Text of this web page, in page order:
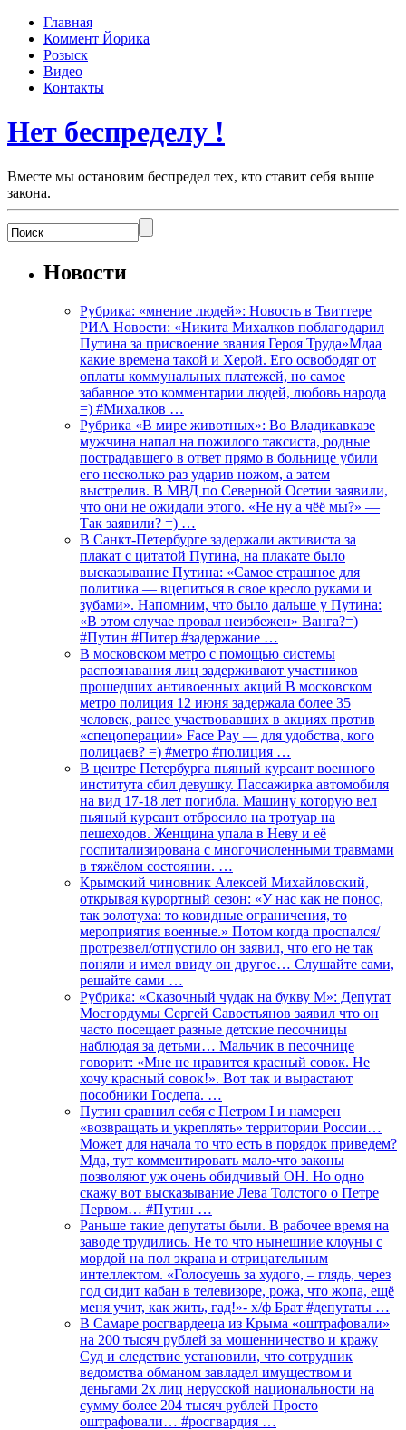
Главная
Коммент Йорика
Розыск
Видео
Контакты
Нет беспределу !
Вместе мы остановим беспредел тех, кто ставит себя выше
закона.
Новости
Рубрика: «мнение людей»: Новость в Твиттере
РИА Новости: «Никита Михалков поблагодарил
Путина за присвоение звания Героя Труда»Мдаа
какие времена такой и Херой. Его освободят от
оплаты коммунальных платежей, но самое
забавное это комментарии людей, любовь народа
=) #Михалков …
Рубрика «В мире животных»: Во Владикавказе
мужчина напал на пожилого таксиста, родные
пострадавшего в ответ прямо в больнице убили
его несколько раз ударив ножом, а затем
выстрелив. В МВД по Северной Осетии заявили,
что они не ожидали этого. «Не ну а чёё мы?» —
Так заявили? =) …
В Санкт-Петербурге задержали активиста за
плакат с цитатой Путина, на плакате было
высказывание Путина: «Самое страшное для
политика — вцепиться в свое кресло руками и
зубами». Напомним, что было дальше у Путина:
«В этом случае провал неизбежен» Ванга?=)
#Путин #Питер #задержание …
В московском метро с помощью системы
распознавания лиц задерживают участников
прошедших антивоенных акций В московском
метро полиция 12 июня задержала более 35
человек, ранее участвовавших в акциях против
«спецоперации» Face Pay — для удобства, кого
полицаев? =) #метро #полиция …
В центре Петербурга пьяный курсант военного
института сбил девушку. Пассажирка автомобиля
на вид 17-18 лет погибла. Машину которую вел
пьяный курсант отбросило на тротуар на
пешеходов. Женщина упала в Неву и её
госпитализирована с многочисленными травмами
в тяжёлом состоянии. …
Крымский чиновник Алексей Михайловский,
открывая курортный сезон: «У нас как не понос,
так золотуха: то ковидные ограничения, то
мероприятия военные.» Потом когда проспался/
протрезвел/отпустило он заявил, что его не так
поняли и имел ввиду он другое… Слушайте сами,
решайте сами …
Рубрика: «Сказочный чудак на букву М»: Депутат
Мосгордумы Сергей Савостьянов заявил что он
часто посещает разные детские песочницы
наблюдая за детьми… Мальчик в песочнице
говорит: «Мне не нравится красный совок. Не
хочу красный совок!». Вот так и вырастают
пособники Госдепа. …
Путин сравнил себя с Петром I и намерен
«возвращать и укреплять» территории России…
Может для начала то что есть в порядок приведем?
Мда, тут комментировать мало-что законы
позволяют уж очень обидчивый ОН. Но одно
скажу вот высказывание Лева Толстого о Петре
Первом… #Путин …
Раньше такие депутаты были. В рабочее время на
заводе трудились. Не то что нынешние клоуны с
мордой на пол экрана и отрицательным
интеллектом. «Голосуешь за худого, – глядь, через
год сидит кабан в телевизоре, рожа, что жопа, ещё
меня учит, как жить, гад!»- х/ф Брат #депутаты …
В Самаре росгвардееца из Крыма «оштрафовали»
на 200 тысяч рублей за мошенничество и кражу
Суд и следствие установили, что сотрудник
ведомства обманом завладел имуществом и
деньгами 2х лиц нерусской национальности на
сумму более 204 тысяч рублей Просто
оштрафовали… #росгвардия …